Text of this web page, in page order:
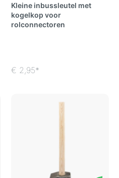
Kleine inbussleutel met
kogelkop voor
rolconnectoren
€ 2,95*